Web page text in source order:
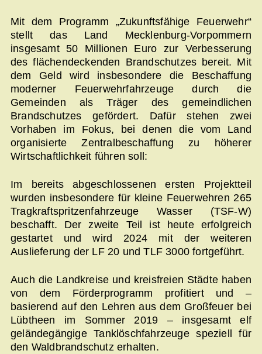
Mit dem Programm „Zukunftsfähige Feuerwehr“
stellt das Land Mecklenburg-Vorpommern
insgesamt 50 Millionen Euro zur Verbesserung
des flächendeckenden Brandschutzes bereit. Mit
dem Geld wird insbesondere die Beschaffung
moderner Feuerwehrfahrzeuge durch die
Gemeinden als Träger des gemeindlichen
Brandschutzes gefördert. Dafür stehen zwei
Vorhaben im Fokus, bei denen die vom Land
organisierte Zentralbeschaffung zu höherer
Wirtschaftlichkeit führen soll:
Im bereits abgeschlossenen ersten Projektteil
wurden insbesondere für kleine Feuerwehren 265
Tragkraftspritzenfahrzeuge Wasser (TSF-W)
beschafft. Der zweite Teil ist heute erfolgreich
gestartet und wird 2024 mit der weiteren
Auslieferung der LF 20 und TLF 3000 fortgeführt.
Auch die Landkreise und kreisfreien Städte haben
von dem Förderprogramm profitiert und –
basierend auf den Lehren aus dem Großfeuer bei
Lübtheen im Sommer 2019 – insgesamt elf
geländegängige Tanklöschfahrzeuge speziell für
den Waldbrandschutz erhalten.